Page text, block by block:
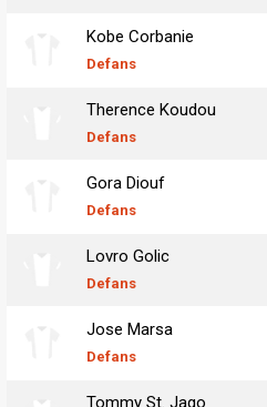
Kobe Corbanie
Defans
Therence Koudou
Defans
Gora Diouf
Defans
Lovro Golic
Defans
Jose Marsa
Defans
Tommy St. Jago